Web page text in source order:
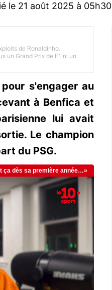
le 21 août 2025 à 05h30
de Ronaldinho.
un Grand Prix de F1 ni un
s'engager au
à Benfica et
lui avait
Le champion
du PSG.